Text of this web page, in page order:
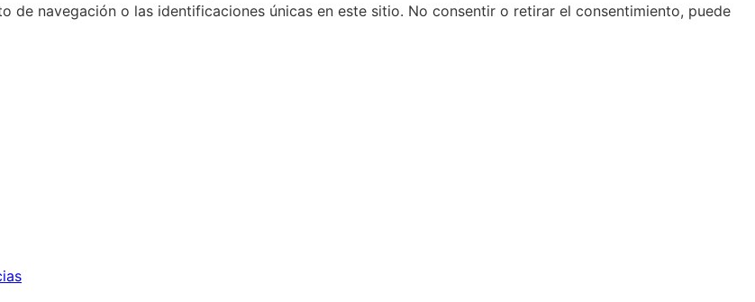
navegación o las identificaciones únicas en este sitio. No consentir o retirar el consentimiento, puede